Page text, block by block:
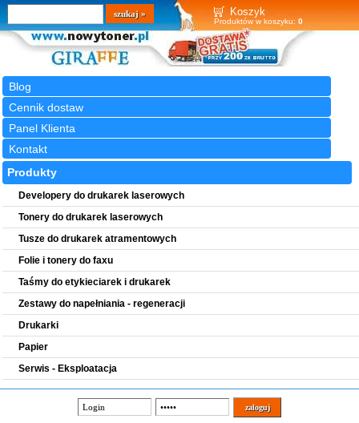
Koszyk
Produktów w koszyku: 0
Blog
Cennik dostaw
Panel Klienta
Kontakt
Wyszukiwarka
szukaj
Produkty
Developery do drukarek laserowych
Tonery do drukarek laserowych
Tusze do drukarek atramentowych
Folie i tonery do faxu
Taśmy do etykieciarek i drukarek
Zestawy do napełniania - regeneracji
Drukarki
Papier
Serwis - Eksploatacja